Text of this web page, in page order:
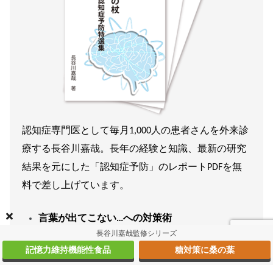
認知症専門医として毎月1,000人の患者さんを外来診
療する長谷川嘉哉。長年の経験と知識、最新の研究
結果を元にした「認知症予防」のレポートPDFを無
料で差し上げています。
言葉が出てこない…への対策術
ワーキングメモリ改善で仕事の能率アップがは
かられる方法
長谷川嘉哉監修シリーズ
記憶力維持機能性食品 糖対策に桑の葉